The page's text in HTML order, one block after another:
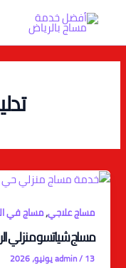
المحتوى
مساج علاجي,مساج في
مساج شياتسو منزلي
admin/13 يونيو، 2026